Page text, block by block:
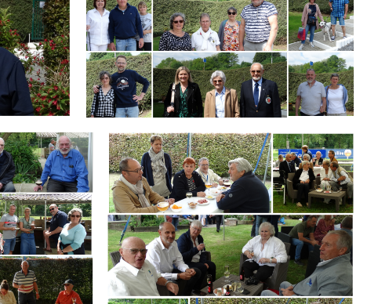
Branding
ARMCHAIR